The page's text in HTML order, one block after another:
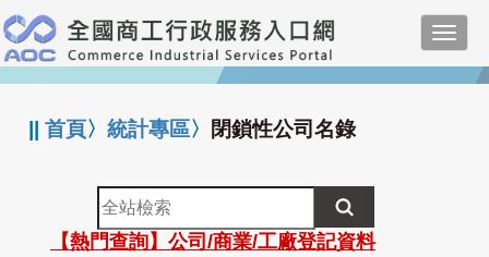
跳
到
主
要
:::
||首頁〉統計專區〉 閉鎖性公司名錄
全
站
檢
【熱門查詢】公司/商業/工廠登記資料